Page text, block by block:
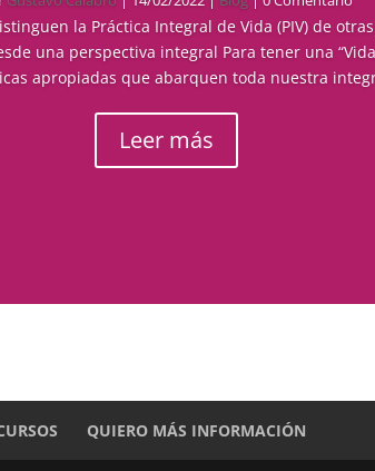
la Práctica Integral de Vida (PIV) de
una perspectiva integral Para tener una
apropiadas que abarquen toda nuestra
Leer más
QUIERO MÁS INFORMACIÓN